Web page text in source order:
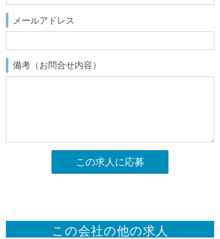
メールアドレス
備考（お問合せ内容）
この求人に応募
この会社の他の求人